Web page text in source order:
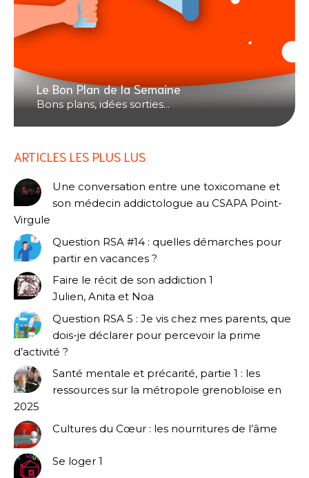
Le Bon Plan de la Semaine
Bons plans, idées sorties...
ARTICLES LES PLUS LUS
Une conversation entre une toxicomane et
son médecin addictologue au CSAPA Point-
Virgule
Question RSA #14 : quelles démarches pour
partir en vacances ?
Faire le récit de son addiction 1
Julien, Anita et Noa
Question RSA 5 : Je vis chez mes parents, que
dois-je déclarer pour percevoir la prime
d’activité ?
Santé mentale et précarité, partie 1 : les
ressources sur la métropole grenobloise en
2025
Cultures du Cœur : les nourritures de l’âme
Se loger 1